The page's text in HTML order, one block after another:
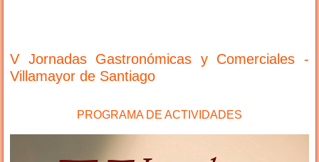
V Jornadas Gastronómicas y Comerciales -
Villamayor de Santiago
PROGRAMA DE ACTIVIDADES